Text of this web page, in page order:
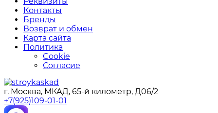
Контакты
Бренды
Возврат и обмен
Карта сайта
Политика
Cookie
Согласие
г. Москва, МКАД, 65-й километр, Д06/2
+7(925)109-01-01